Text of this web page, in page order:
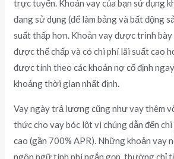
trực tuyến. Khoản vay của bạn sử dụng
đang sử dụng (để làm bảng và bất động
suất thấp hơn. Khoản vay được trình bày
được thế chấp và có chi phí lãi suất cao
được tính theo các khoản nợ cố định
khoảng thời gian nhất định.
Vay ngày trả lương cũng như vay thêm
thức cho vay bóc lột vì chúng dẫn đến
cao (gần 700% APR). Những khoản vay
ngôn ngữ tính phí ngắn gọn, thường chỉ